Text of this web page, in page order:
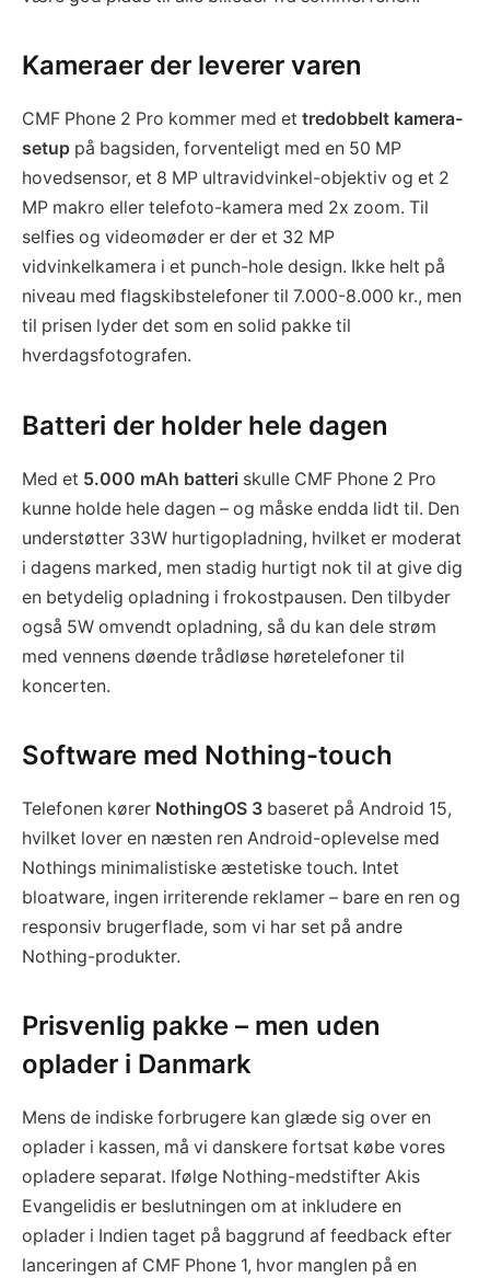
Kameraer der leverer varen
CMF Phone 2 Pro kommer med et tredobbelt kamera-
setup på bagsiden, forventeligt med en 50 MP
hovedsensor, et 8 MP ultravidvinkel-objektiv og et 2
MP makro eller telefoto-kamera med 2x zoom. Til
selfies og videomøder er der et 32 MP
vidvinkelkamera i et punch-hole design. Ikke helt på
niveau med flagskibstelefoner til 7.000-8.000 kr., men
til prisen lyder det som en solid pakke til
hverdagsfotografen.
Batteri der holder hele dagen
Med et 5.000 mAh batteri skulle CMF Phone 2 Pro
kunne holde hele dagen – og måske endda lidt til. Den
understøtter 33W hurtigopladning, hvilket er moderat
i dagens marked, men stadig hurtigt nok til at give dig
en betydelig opladning i frokostpausen. Den tilbyder
også 5W omvendt opladning, så du kan dele strøm
med vennens døende trådløse høretelefoner til
koncerten.
Software med Nothing-touch
Telefonen kører NothingOS 3 baseret på Android 15,
hvilket lover en næsten ren Android-oplevelse med
Nothings minimalistiske æstetiske touch. Intet
bloatware, ingen irriterende reklamer – bare en ren og
responsiv brugerflade, som vi har set på andre
Nothing-produkter.
Prisvenlig pakke – men uden
oplader i Danmark
Mens de indiske forbrugere kan glæde sig over en
oplader i kassen, må vi danskere fortsat købe vores
opladere separat. Ifølge Nothing-medstifter Akis
Evangelidis er beslutningen om at inkludere en
oplader i Indien taget på baggrund af feedback efter
lanceringen af CMF Phone 1, hvor manglen på en